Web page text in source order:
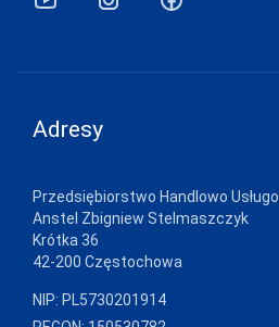
Adresy
Przedsiębiorstwo Handlowo
Anstel Zbigniew Stelmaszczyk
Krótka 36
42-200 Częstochowa
NIP: PL5730201914